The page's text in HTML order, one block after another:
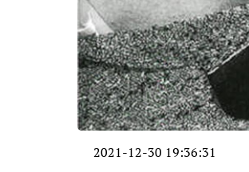
2021-12-30 19:36:31